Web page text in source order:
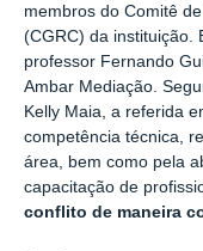
membros do Comitê
(CGRC) da instituição.
professor Fernando
Ambar Mediação.
Kelly Maia, a referida
competência técnica,
área, bem como pela
capacitação de
conflito de maneira